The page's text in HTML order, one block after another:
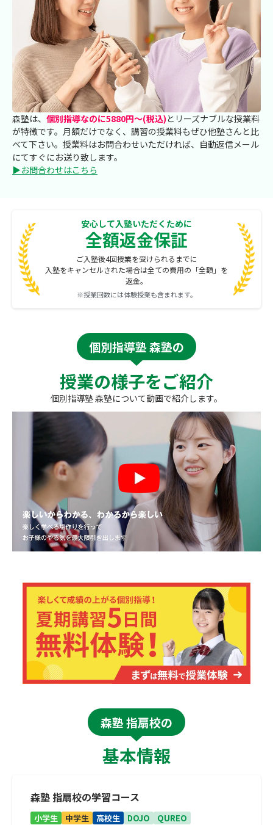
森塾は、 個別指導なのに5880円～(税込)とリーズナブルな授業料
が特徴です。月額だけでなく、講習の授業料もぜひ他塾さんと比
べて下さい。授業料はお問合わせいただければ、自動返信メール
にてすぐにお送り致します。
▶お問合わせはこちら
安心して入塾いただくために
全額返金保証
ご入塾後4回授業を受けられるまでに
入塾をキャンセルされた場合は全ての費用の「全額」を
返金。
※授業回数には体験授業も含まれます。
個別指導塾 森塾の
授業の様子をご紹介
個別指導塾 森塾について動画で紹介します。
森塾 指扇校の
基本情報
森塾 指扇校の学習コース
小学生 中学生 高校生 DOJO QUREO